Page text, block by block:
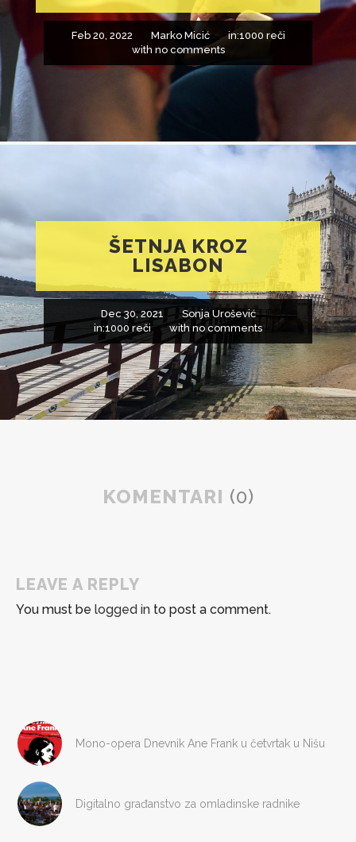
Feb 20, 2022 Marko Micić in:1000 reči
with no comments
ŠETNJA KROZ
LISABON
Dec 30, 2021
Sonja Urošević
in:1000 reči withno comments
KOMENTARI (0)
LEAVE A REPLY
You must be logged in to post a comment.
Mono-opera Dnevnik Ane Frank u četvrtak u Nišu
Digitalno građanstvo za omladinske radnike